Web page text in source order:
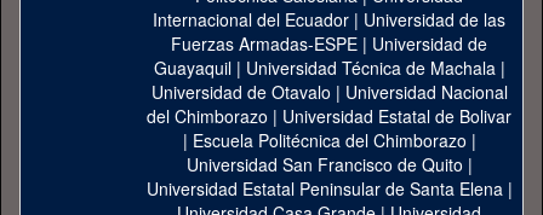
Internacional del Ecuador | Universidad de las
Fuerzas Armadas-ESPE | Universidad de
Guayaquil| Universidad Técnica de Machala|
Universidad de Otavalo | Universidad Nacional
del Chimborazo | Universidad Estatal de Bolivar
| Escuela Politécnica del Chimborazo |
Universidad San Francisco de Quito |
Universidad Estatal Peninsular de Santa Elena|